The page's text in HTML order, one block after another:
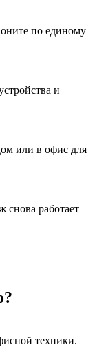
по единому
и
или в офис для
снова работает —
техники.